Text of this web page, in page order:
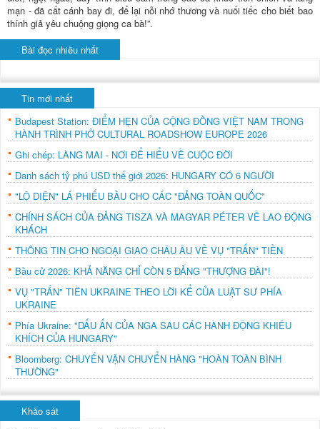
mạn - đã cất cánh bay đi, để lại nỗi nhớ thương và nuối tiếc cho biết bao
thính giả yêu chuộng giọng ca bà!”.
Bài đọc nhiều nhất
Tin mới nhất
Budapest Station: ĐIỂM HẸN CỦA CỘNG ĐỒNG VIỆT NAM TRONG
HÀNH TRÌNH PHỞ CULTURAL ROADSHOW EUROPE 2026
Ghi chép: LÀNG MAI - NƠI ĐỂ HIỂU VỀ CUỘC ĐỜI
Danh sách tỷ phú USD thế giới 2026: HUNGARY CÓ 6 NGƯỜI
"LỘ DIỆN" LÁ PHIẾU BẦU CHO CÁC "ĐẢNG TOÀN QUỐC"
CHÍNH SÁCH CỦA ĐẢNG TISZA VÀ MAGYAR PÉTER VỀ LAO ĐỘNG
KHÁCH
THÔNG TIN CHO NGOẠI GIAO CHÂU ÂU VỀ VỤ "TRẤN" TIỀN
Bầu cử 2026: KHẢ NĂNG CHỈ CÒN 5 ĐẢNG "THƯỢNG ĐÀI"!
VỤ "TRẤN" TIỀN UKRAINE THEO LỜI KỂ CỦA LUẬT SƯ PHÍA
UKRAINE
Phía Ukraine: "DẤU ẤN CỦA NGA SAU CÁC HÀNH ĐỘNG KHIÊU
KHÍCH CỦA HUNGARY"
Bloomberg: CHUYẾN VẬN CHUYỂN HÀNG "HOÀN TOÀN BÌNH
THƯỜNG"
Khảo sát